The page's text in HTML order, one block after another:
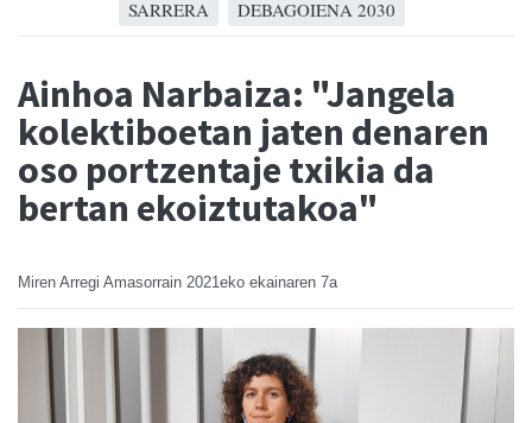
SARRERA DEBAGOIENA 2030
Ainhoa Narbaiza: "Jangela
kolektiboetan jaten denaren
oso portzentaje txikia da
bertan ekoiztutakoa"
Miren Arregi Amasorrain 2021eko ekainaren 7a